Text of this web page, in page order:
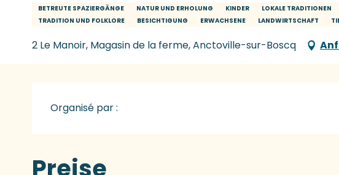
BETREUTE SPAZIERGÄNGE NATUR UND ERHOLUNG KINDER LOKALE TRADITIONEN
TRADITION UND FOLKLORE
BESICHTIGUNG ERWACHSENE LANDWIRTSCHAFT
2 Le Manoir, Magasin de la ferme, Anctoville-sur-Boscq
Organisé par :